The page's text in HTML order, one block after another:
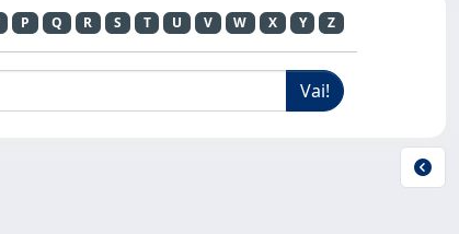
P Q R S T U V W X Y Z